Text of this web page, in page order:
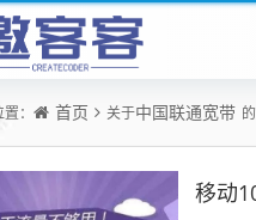
： 首页 关于中国联通宽带
移动